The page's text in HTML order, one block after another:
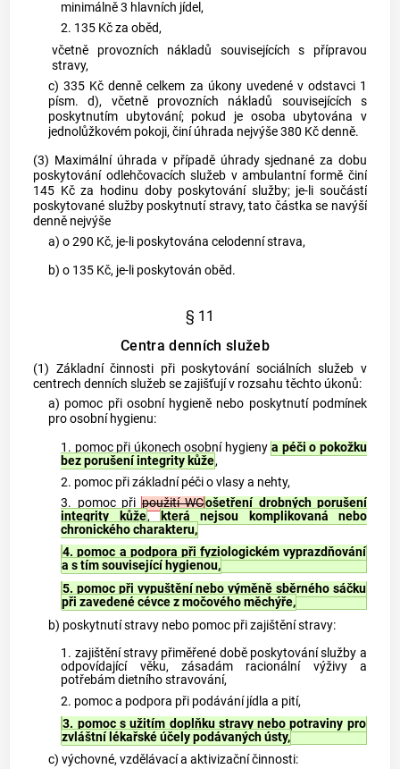
minimálně 3 hlavních jídel,
2. 135 Kč za oběd,
včetně provozních nákladů souvisejících s přípravou
stravy,
c) 335 Kč denně celkem za úkony uvedené v odstavci 1
písm. d), včetně provozních nákladů souvisejících s
poskytnutím ubytování; pokud je osoba ubytována v
jednolůžkovém pokoji, činí úhrada nejvýše 380 Kč denně.
(3) Maximální úhrada v případě úhrady sjednané za dobu
poskytování odlehčovacích služeb v ambulantní formě činí
145 Kč za hodinu doby poskytování služby; je-li součástí
poskytované služby poskytnutí stravy, tato částka se navýší
denně nejvýše
a) o 290 Kč, je-li poskytována celodenní strava,
b) o 135 Kč, je-li poskytován oběd.
§ 11
Centra denních služeb
(1) Základní činnosti při poskytování sociálních služeb v
centrech denních služeb se zajišťují v rozsahu těchto úkonů:
a) pomoc při osobní hygieně nebo poskytnutí podmínek
pro osobní hygienu:
1. pomoc při úkonech osobní hygieny a péči o pokožku
bez porušení integrity kůže,
2. pomoc při základní péči o vlasy a nehty,
3. pomoc při použití WCošetření drobných porušení
integrity kůže,která nejsou komplikovaná nebo
chronického charakteru,
4. pomoc a podpora při fyziologickém vyprazdňování
a s tím související hygienou,
5. pomoc při vypuštění nebo výměně sběrného sáčku
při zavedené cévce z močového měchýře,
b) poskytnutí stravy nebo pomoc při zajištění stravy:
1. zajištění stravy přiměřené době poskytování služby a
odpovídající věku, zásadám racionální výživy a
potřebám dietního stravování,
2. pomoc a podpora při podávání jídla a pití,
3. pomoc s užitím doplňku stravy nebo potraviny pro
zvláštní lékařské účely podávaných ústy,
c) výchovné, vzdělávací a aktivizační činnosti: